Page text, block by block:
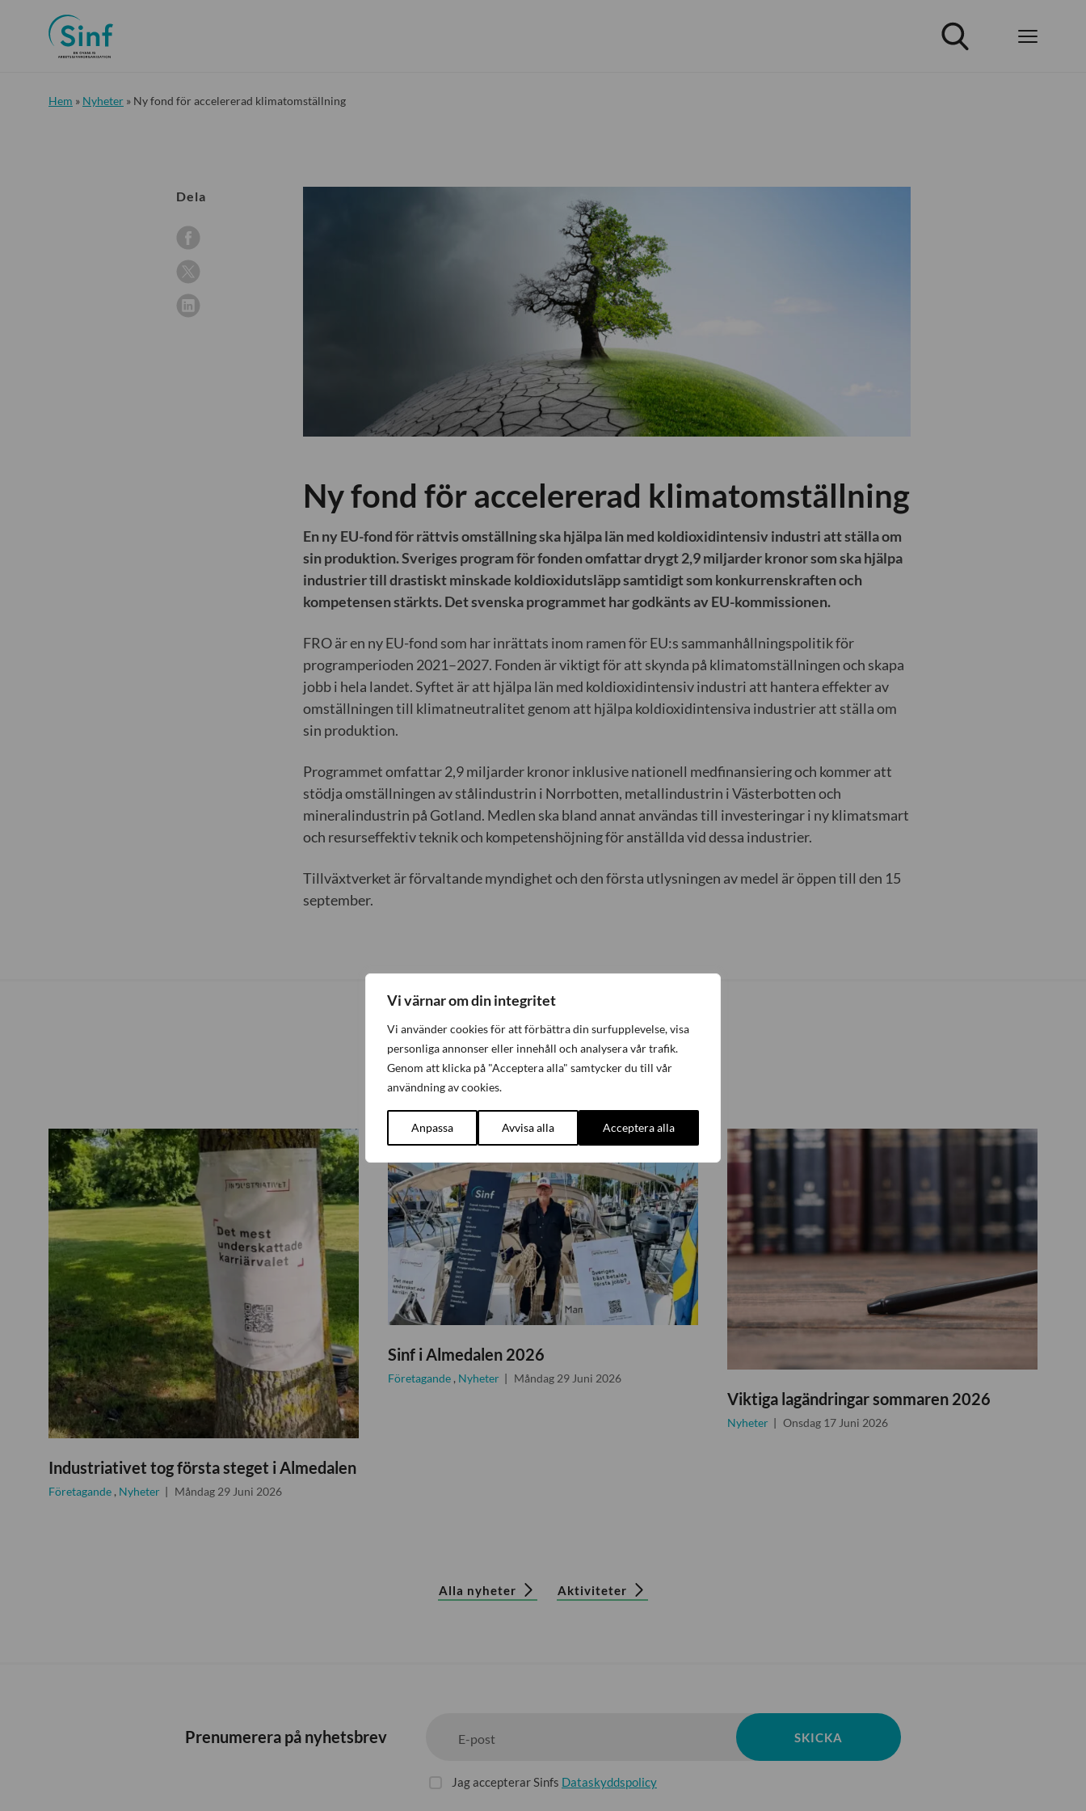
Vi värnar om din integritet
Vi använder cookies för att förbättra din surfupplevelse, visa
personliga annonser eller innehåll och analysera vår trafik.
Genom att klicka på "Acceptera alla" samtycker du till vår
användning av cookies.
Anpassa Avvisa alla Acceptera alla
Hem » Nyheter » Ny fond för accelererad klimatomställning
Ny fond för accelererad klimatomställning
En ny EU-fond för rättvis omställning ska hjälpa län med koldioxidintensiv industri att ställa om
sin produktion. Sveriges program för fonden omfattar drygt 2,9 miljarder kronor som ska hjälpa
industrier till drastiskt minskade koldioxidutsläpp samtidigt som konkurrenskraften och
kompetensen stärkts. Det svenska programmet har godkänts av EU-kommissionen.
FRO är en ny EU-fond som har inrättats inom ramen för EU:s sammanhållningspolitik för
programperioden 2021–2027. Fonden är viktigt för att skynda på klimatomställningen och skapa
jobb i hela landet. Syftet är att hjälpa län med koldioxidintensiv industri att hantera effekter av
omställningen till klimatneutralitet genom att hjälpa koldioxidintensiva industrier att ställa om
sin produktion.
Programmet omfattar 2,9 miljarder kronor inklusive nationell medfinansiering och kommer att
stödja omställningen av stålindustrin i Norrbotten, metallindustrin i Västerbotten och
mineralindustrin på Gotland. Medlen ska bland annat användas till investeringar i ny klimatsmart
och resurseffektiv teknik och kompetenshöjning för anställda vid dessa industrier.
Tillväxtverket är förvaltande myndighet och den första utlysningen av medel är öppen till den 15
september.
Dela
Senaste nytt
Industriativet tog första steget i Almedalen
Företagande , Nyheter Måndag 29 Juni 2026
Sinf i Almedalen 2026
Företagande , Nyheter Måndag 29 Juni 2026
Viktiga lagändringar sommaren 2026
Nyheter Onsdag 17 Juni 2026
Alla nyheter Aktiviteter
Prenumerera på nyhetsbrev E-post SKICKA
Jag accepterar Sinfs Dataskyddspolicy